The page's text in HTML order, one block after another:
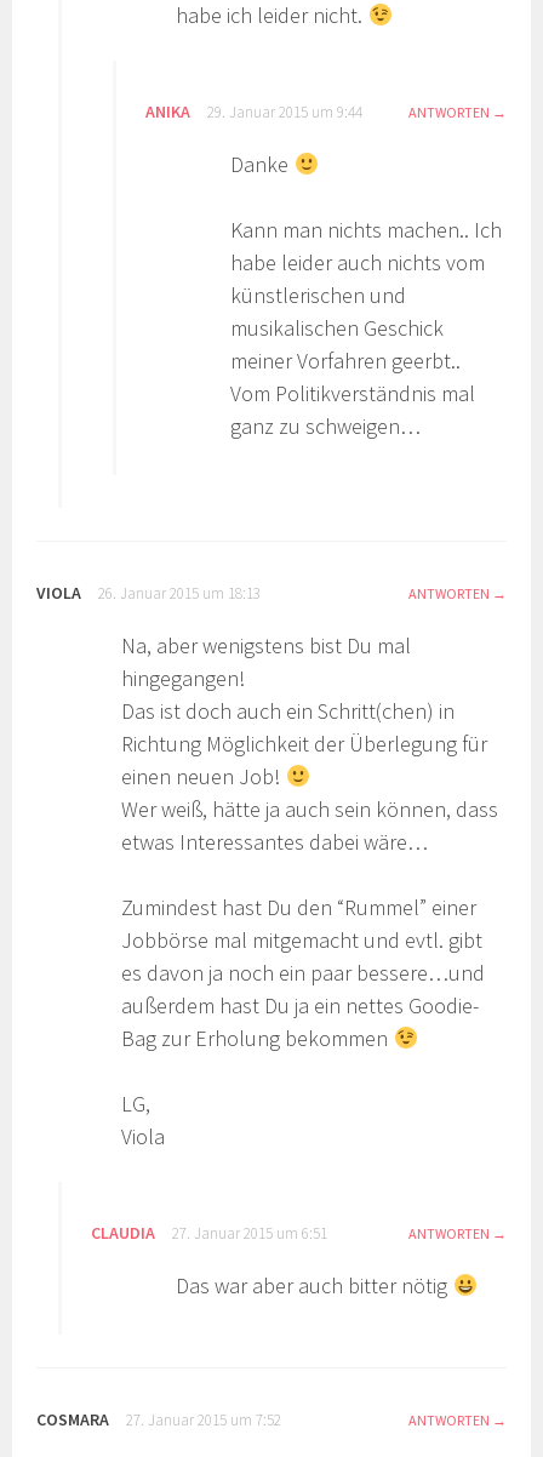
habe ich leider nicht.
ANIKA 29. Januar 2015 um 9:44 ANTWORTEN
Danke
Kann man nichts machen.. Ich
habe leider auch nichts vom
künstlerischen und
musikalischen Geschick
meiner Vorfahren geerbt..
Vom Politikverständnis mal
ganz zu schweigen…
VIOLA 26. Januar 2015 um 18:13 ANTWORTEN
Na, aber wenigstens bist Du mal
hingegangen!
Das ist doch auch ein Schritt(chen) in
Richtung Möglichkeit der Überlegung für
einen neuen Job!
Wer weiß, hätte ja auch sein können, dass
etwas Interessantes dabei wäre…
Zumindest hast Du den “Rummel” einer
Jobbörse mal mitgemacht und evtl. gibt
es davon ja noch ein paar bessere…und
außerdem hast Du ja ein nettes Goodie-
Bag zur Erholung bekommen
LG,
Viola
CLAUDIA 27. Januar 2015 um 6:51 ANTWORTEN
Das war aber auch bitter nötig
COSMARA 27. Januar 2015 um 7:52 ANTWORTEN